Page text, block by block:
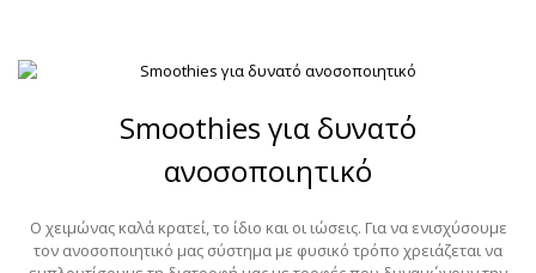
Smoothies για δυνατό
ανοσοποιητικό
Ο χειμώνας καλά κρατεί, το ίδιο και οι ιώσεις. Για να ενισχύσουμε
τον ανοσοποιητικό μας σύστημα με φυσικό τρόπο χρειάζεται να